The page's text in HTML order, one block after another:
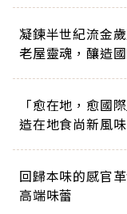
凝鍊半世紀流金
老屋靈魂，釀造
「愈在地，愈國
造在地食尚新風味
回歸本味的感官
高端味蕾